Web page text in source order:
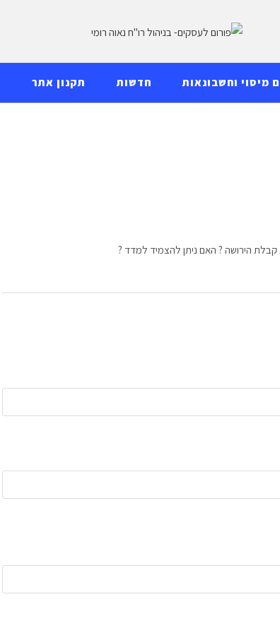
מיסוי וחשבונאות חדשות תקנון אתר
הירושה ? האם ניתן להצמיד למדד ?